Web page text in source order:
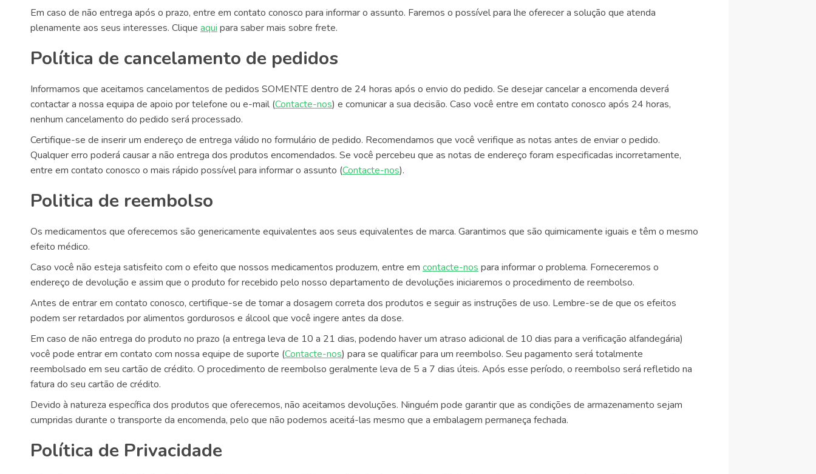
Em caso de não entrega após o prazo, entre em contato conosco para informar o assunto. Faremos o possível para lhe oferecer a solução que atenda
plenamente aos seus interesses. Clique aqui para saber mais sobre frete.
Política de cancelamento de pedidos
Informamos que aceitamos cancelamentos de pedidos SOMENTE dentro de 24 horas após o envio do pedido. Se desejar cancelar a encomenda deverá
contactar a nossa equipa de apoio por telefone ou e-mail (Contacte-nos) e comunicar a sua decisão. Caso você entre em contato conosco após 24 horas,
nenhum cancelamento do pedido será processado.
Certifique-se de inserir um endereço de entrega válido no formulário de pedido. Recomendamos que você verifique as notas antes de enviar o pedido.
Qualquer erro poderá causar a não entrega dos produtos encomendados. Se você percebeu que as notas de endereço foram especificadas incorretamente,
entre em contato conosco o mais rápido possível para informar o assunto (Contacte-nos).
Politica de reembolso
Os medicamentos que oferecemos são genericamente equivalentes aos seus equivalentes de marca. Garantimos que são quimicamente iguais e têm o mesmo
efeito médico.
Caso você não esteja satisfeito com o efeito que nossos medicamentos produzem, entre em contacte-nos para informar o problema. Forneceremos o
endereço de devolução e assim que o produto for recebido pelo nosso departamento de devoluções iniciaremos o procedimento de reembolso.
Antes de entrar em contato conosco, certifique-se de tomar a dosagem correta dos produtos e seguir as instruções de uso. Lembre-se de que os efeitos
podem ser retardados por alimentos gordurosos e álcool que você ingere antes da dose.
Em caso de não entrega do produto no prazo (a entrega leva de 10 a 21 dias, podendo haver um atraso adicional de 10 dias para a verificação alfandegária)
você pode entrar em contato com nossa equipe de suporte (Contacte-nos) para se qualificar para um reembolso. Seu pagamento será totalmente
reembolsado em seu cartão de crédito. O procedimento de reembolso geralmente leva de 5 a 7 dias úteis. Após esse período, o reembolso será refletido na
fatura do seu cartão de crédito.
Devido à natureza específica dos produtos que oferecemos, não aceitamos devoluções. Ninguém pode garantir que as condições de armazenamento sejam
cumpridas durante o transporte da encomenda, pelo que não podemos aceitá-las mesmo que a embalagem permaneça fechada.
Política de Privacidade